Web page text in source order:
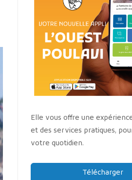
Elle vous offre une
et des services pratiques,
votre quotidien.
Télécharger